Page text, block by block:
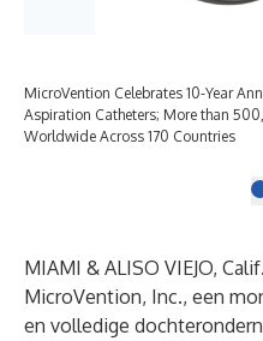
MicroVention Celebrates 10-Year
Aspiration Catheters; More than
Worldwide Across 170 Countries
MIAMI & ALISO VIEJO,
MicroVention, Inc., een
en volledige